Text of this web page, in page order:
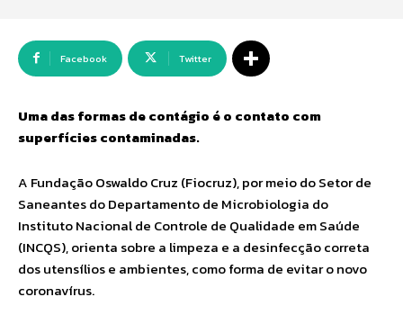
Facebook Twitter
Uma das formas de contágio é o contato com
superfícies contaminadas.
A Fundação Oswaldo Cruz (Fiocruz), por meio do Setor de
Saneantes do Departamento de Microbiologia do
Instituto Nacional de Controle de Qualidade em Saúde
(INCQS), orienta sobre a limpeza e a desinfecção correta
dos utensílios e ambientes, como forma de evitar o novo
coronavírus.